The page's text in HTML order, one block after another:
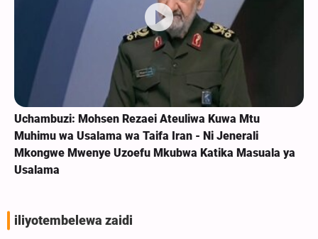
Uchambuzi: Mohsen Rezaei Ateuliwa Kuwa Mtu
Muhimu wa Usalama wa Taifa Iran - Ni Jenerali
Mkongwe Mwenye Uzoefu Mkubwa Katika Masuala ya
Usalama
iliyotembelewa zaidi